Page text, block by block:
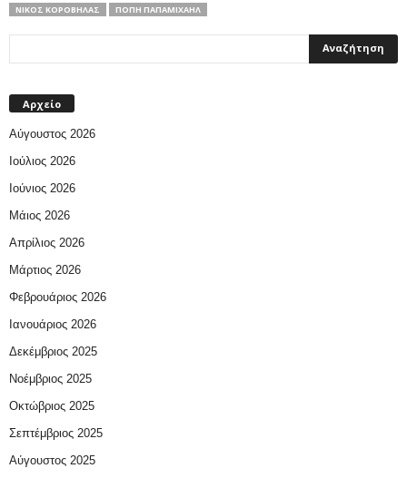
ΝΊΚΟΣ ΚΟΡΌΒΗΛΑΣ
ΠΌΠΗ ΠΑΠΑΜΙΧΑΉΛ
Αρχείο
Αύγουστος 2026
Ιούλιος 2026
Ιούνιος 2026
Μάιος 2026
Απρίλιος 2026
Μάρτιος 2026
Φεβρουάριος 2026
Ιανουάριος 2026
Δεκέμβριος 2025
Νοέμβριος 2025
Οκτώβριος 2025
Σεπτέμβριος 2025
Αύγουστος 2025